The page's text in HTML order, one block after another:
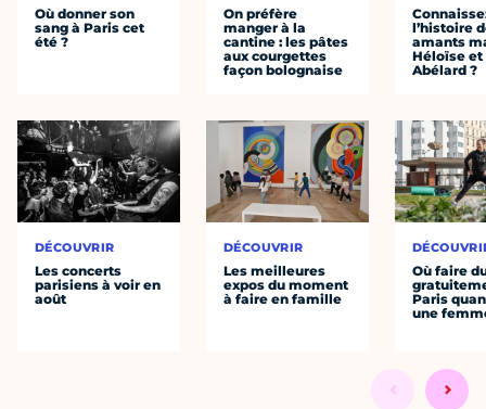
Où donner son
sang à Paris cet
été ?
DÉCOUVRIR
Les concerts
parisiens à voir en
août
On préfère
manger à la
cantine : les pâtes
aux courgettes
façon bolognaise
DÉCOUVRIR
Les meilleures
expos du moment
à faire en famille
l’histoire
amants
Héloïse et
Abélard ?
Où faire
Paris
une